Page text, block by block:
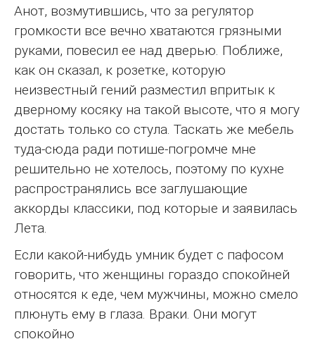
Анот, возмутившись, что за регулятор
громкости все вечно хватаются грязными
руками, повесил ее над дверью. Поближе,
как он сказал, к розетке, которую
неизвестный гений разместил впритык к
дверному косяку на такой высоте, что я могу
достать только со стула. Таскать же мебель
туда-сюда ради потише-погромче мне
решительно не хотелось, поэтому по кухне
распространялись все заглушающие
аккорды классики, под которые и заявилась
Лета.
Если какой-нибудь умник будет с пафосом
говорить, что женщины гораздо спокойней
относятся к еде, чем мужчины, можно смело
плюнуть ему в глаза. Враки. Они могут
спокойно